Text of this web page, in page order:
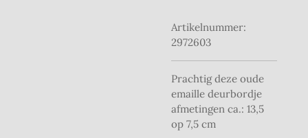
Artikelnummer:
2972603
Prachtig deze oude
emaille deurbordje
afmetingen ca.: 13,5
op 7,5 cm